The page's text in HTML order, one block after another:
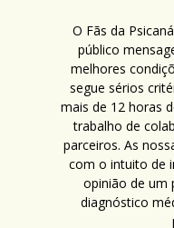
O Fãs da
público
melhores
segue sérios
mais de 12 horas
trabalho de
parceiros. As
com o intuito de
opinião de um
diagnóstico